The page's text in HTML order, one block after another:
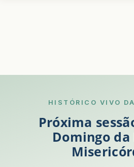
HISTÓRICO VIVO
Próxima
Domingo